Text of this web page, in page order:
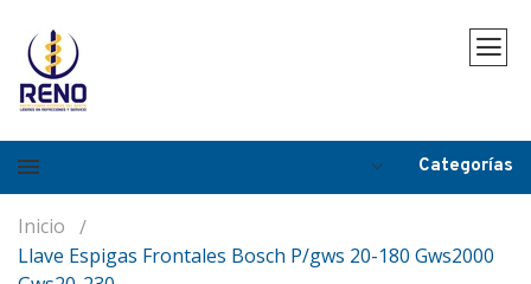
Categorías
Inicio
Llave Espigas Frontales Bosch P/gws 20-180 Gws2000